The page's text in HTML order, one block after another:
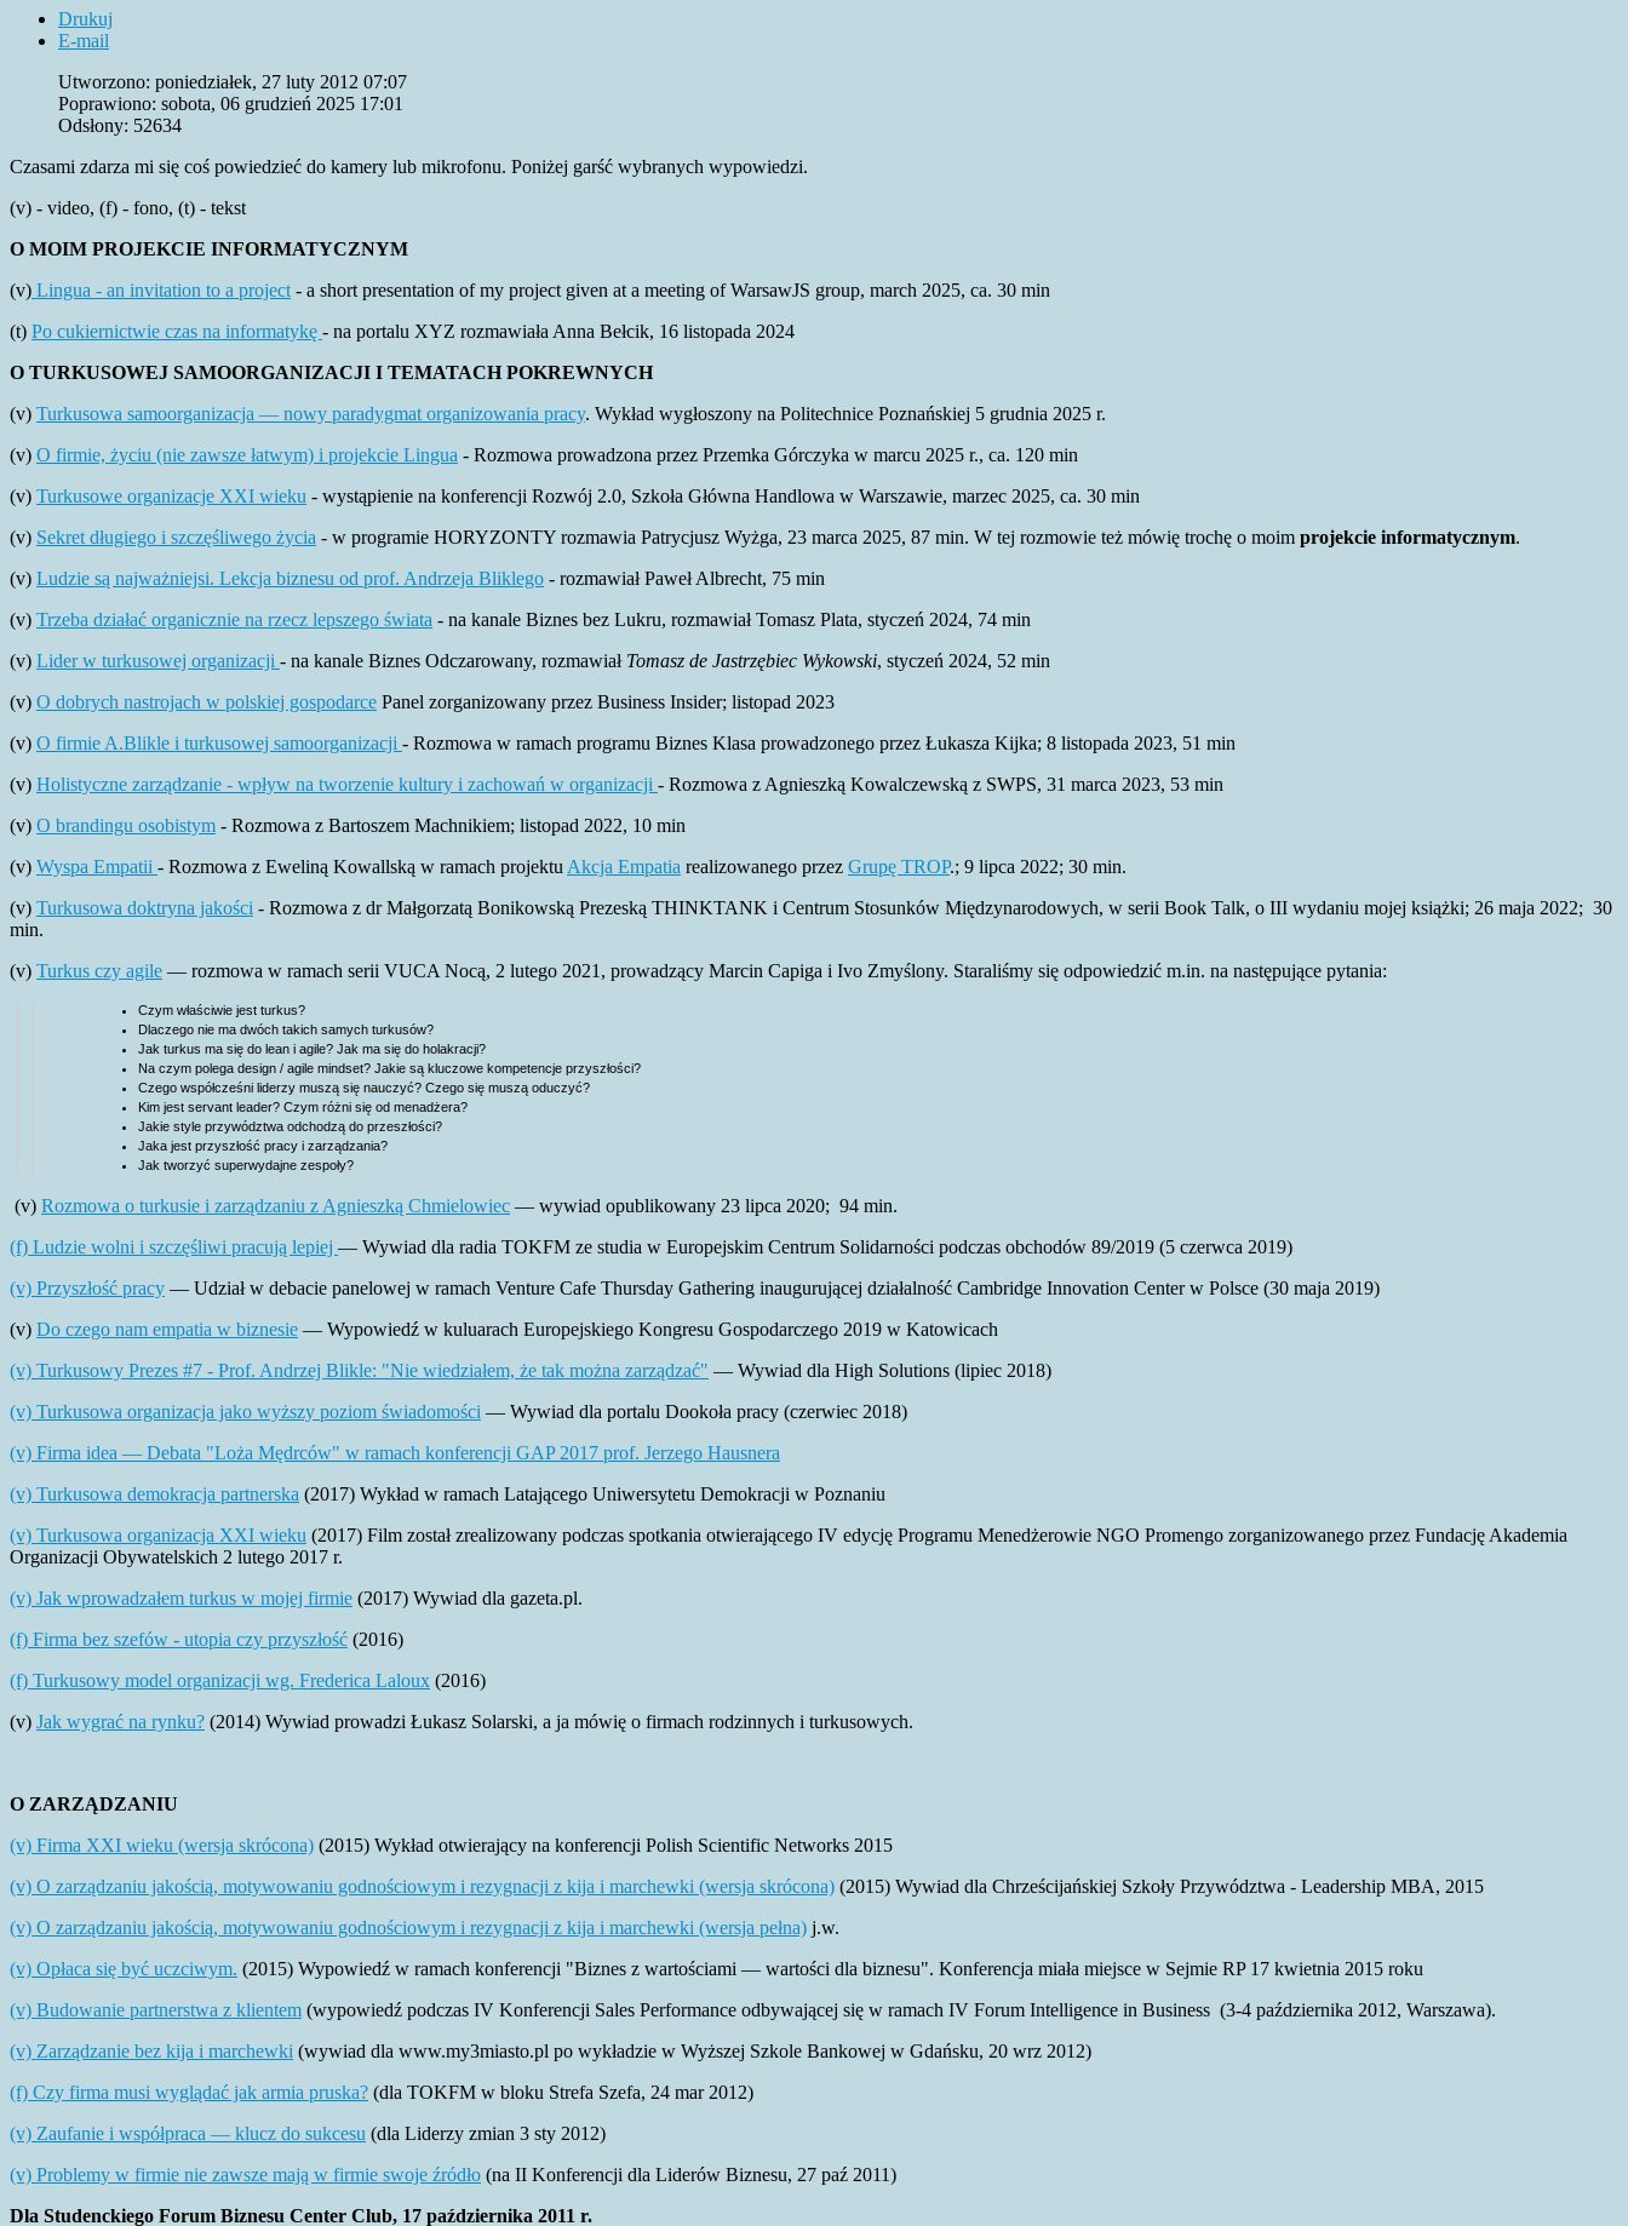
Drukuj
E-mail
Utworzono: poniedziałek, 27 luty 2012 07:07
Poprawiono: sobota, 06 grudzień 2025 17:01
Odsłony: 52634
Czasami zdarza mi się coś powiedzieć do kamery lub mikrofonu. Poniżej garść wybranych wypowiedzi.
(v) - video, (f) - fono, (t) - tekst
O MOIM PROJEKCIE INFORMATYCZNYM
(v) Lingua - an invitation to a project - a short presentation of my project given at a meeting of WarsawJS group, march 2025, ca. 30 min
(t) Po cukiernictwie czas na informatykę - na portalu XYZ rozmawiała Anna Bełcik, 16 listopada 2024
O TURKUSOWEJ SAMOORGANIZACJI I TEMATACH POKREWNYCH
(v) Turkusowa samoorganizacja — nowy paradygmat organizowania pracy. Wykład wygłoszony na Politechnice Poznańskiej 5 grudnia 2025 r.
(v) O firmie, życiu (nie zawsze łatwym) i projekcie Lingua - Rozmowa prowadzona przez Przemka Górczyka w marcu 2025 r., ca. 120 min
(v) Turkusowe organizacje XXI wieku - wystąpienie na konferencji Rozwój 2.0, Szkoła Główna Handlowa w Warszawie, marzec 2025, ca. 30 min
(v) Sekret długiego i szczęśliwego życia - w programie HORYZONTY rozmawia Patrycjusz Wyżga, 23 marca 2025, 87 min. W tej rozmowie też mówię trochę o moim projekcie informatycznym.
(v) Ludzie są najważniejsi. Lekcja biznesu od prof. Andrzeja Bliklego - rozmawiał Paweł Albrecht, 75 min
(v) Trzeba działać organicznie na rzecz lepszego świata - na kanale Biznes bez Lukru, rozmawiał Tomasz Plata, styczeń 2024, 74 min
(v) Lider w turkusowej organizacji - na kanale Biznes Odczarowany, rozmawiał Tomasz de Jastrzębiec Wykowski, styczeń 2024, 52 min
(v) O dobrych nastrojach w polskiej gospodarce Panel zorganizowany przez Business Insider; listopad 2023
(v) O firmie A.Blikle i turkusowej samoorganizacji - Rozmowa w ramach programu Biznes Klasa prowadzonego przez Łukasza Kijka; 8 listopada 2023, 51 min
(v) Holistyczne zarządzanie - wpływ na tworzenie kultury i zachowań w organizacji - Rozmowa z Agnieszką Kowalczewską z SWPS, 31 marca 2023, 53 min
(v) O brandingu osobistym - Rozmowa z Bartoszem Machnikiem; listopad 2022, 10 min
(v) Wyspa Empatii - Rozmowa z Eweliną Kowallską w ramach projektu Akcja Empatia realizowanego przez Grupę TROP.; 9 lipca 2022; 30 min.
(v) Turkusowa doktryna jakości - Rozmowa z dr Małgorzatą Bonikowską Prezeską THINKTANK i Centrum Stosunków Międzynarodowych, w serii Book Talk, o III wydaniu mojej książki; 26 maja 2022; 30
min.
(v) Turkus czy agile — rozmowa w ramach serii VUCA Nocą, 2 lutego 2021, prowadzący Marcin Capiga i Ivo Zmyślony. Staraliśmy się odpowiedzić m.in. na następujące pytania:
Czym właściwie jest turkus?
Dlaczego nie ma dwóch takich samych turkusów?
Jak turkus ma się do lean i agile? Jak ma się do holakracji?
Na czym polega design / agile mindset? Jakie są kluczowe kompetencje przyszłości?
Czego współcześni liderzy muszą się nauczyć? Czego się muszą oduczyć?
Kim jest servant leader? Czym różni się od menadżera?
Jakie style przywództwa odchodzą do przeszłości?
Jaka jest przyszłość pracy i zarządzania?
Jak tworzyć superwydajne zespoły?
(v) Rozmowa o turkusie i zarządzaniu z Agnieszką Chmielowiec — wywiad opublikowany 23 lipca 2020; 94 min.
(f) Ludzie wolni i szczęśliwi pracują lepiej — Wywiad dla radia TOKFM ze studia w Europejskim Centrum Solidarności podczas obchodów 89/2019 (5 czerwca 2019)
(v) Przyszłość pracy — Udział w debacie panelowej w ramach Venture Cafe Thursday Gathering inaugurującej działalność Cambridge Innovation Center w Polsce (30 maja 2019)
(v) Do czego nam empatia w biznesie — Wypowiedź w kuluarach Europejskiego Kongresu Gospodarczego 2019 w Katowicach
(v) Turkusowy Prezes #7 - Prof. Andrzej Blikle: "Nie wiedziałem, że tak można zarządzać" — Wywiad dla High Solutions (lipiec 2018)
(v) Turkusowa organizacja jako wyższy poziom świadomości — Wywiad dla portalu Dookoła pracy (czerwiec 2018)
(v) Firma idea — Debata "Loża Mędrców" w ramach konferencji GAP 2017 prof. Jerzego Hausnera
(v) Turkusowa demokracja partnerska (2017) Wykład w ramach Latającego Uniwersytetu Demokracji w Poznaniu
(v) Turkusowa organizacja XXI wieku (2017) Film został zrealizowany podczas spotkania otwierającego IV edycję Programu Menedżerowie NGO Promengo zorganizowanego przez Fundację Akademia
Organizacji Obywatelskich 2 lutego 2017 r.
(v) Jak wprowadzałem turkus w mojej firmie (2017) Wywiad dla gazeta.pl.
(f) Firma bez szefów - utopia czy przyszłość (2016)
(f) Turkusowy model organizacji wg. Frederica Laloux (2016)
(v) Jak wygrać na rynku? (2014) Wywiad prowadzi Łukasz Solarski, a ja mówię o firmach rodzinnych i turkusowych.
O ZARZĄDZANIU
(v) Firma XXI wieku (wersja skrócona) (2015) Wykład otwierający na konferencji Polish Scientific Networks 2015
(v) O zarządzaniu jakością, motywowaniu godnościowym i rezygnacji z kija i marchewki (wersja skrócona) (2015) Wywiad dla Chrześcijańskiej Szkoły Przywództwa - Leadership MBA, 2015
(v) O zarządzaniu jakością, motywowaniu godnościowym i rezygnacji z kija i marchewki (wersja pełna) j.w.
(v) Opłaca się być uczciwym. (2015) Wypowiedź w ramach konferencji "Biznes z wartościami — wartości dla biznesu". Konferencja miała miejsce w Sejmie RP 17 kwietnia 2015 roku
(v) Budowanie partnerstwa z klientem (wypowiedź podczas IV Konferencji Sales Performance odbywającej się w ramach IV Forum Intelligence in Business (3-4 października 2012, Warszawa).
(v) Zarządzanie bez kija i marchewki (wywiad dla www.my3miasto.pl po wykładzie w Wyższej Szkole Bankowej w Gdańsku, 20 wrz 2012)
(f) Czy firma musi wyglądać jak armia pruska? (dla TOKFM w bloku Strefa Szefa, 24 mar 2012)
(v) Zaufanie i współpraca — klucz do sukcesu (dla Liderzy zmian 3 sty 2012)
(v) Problemy w firmie nie zawsze mają w firmie swoje źródło (na II Konferencji dla Liderów Biznesu, 27 paź 2011)
Dla Studenckiego Forum Biznesu Center Club, 17 października 2011 r.